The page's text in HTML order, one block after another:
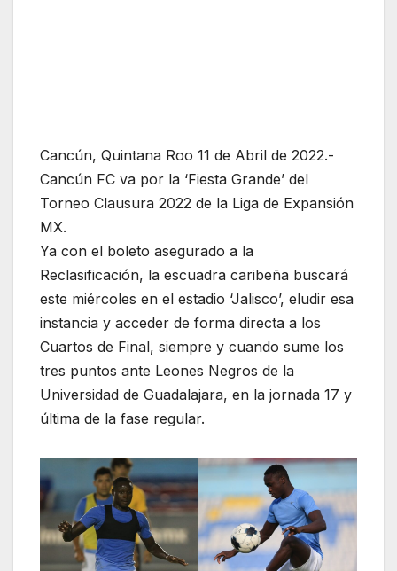
Cancún, Quintana Roo 11 de Abril de 2022.-
Cancún FC va por la ‘Fiesta Grande’ del
Torneo Clausura 2022 de la Liga de Expansión
MX.
Ya con el boleto asegurado a la
Reclasificación, la escuadra caribeña buscará
este miércoles en el estadio ‘Jalisco’, eludir esa
instancia y acceder de forma directa a los
Cuartos de Final, siempre y cuando sume los
tres puntos ante Leones Negros de la
Universidad de Guadalajara, en la jornada 17 y
última de la fase regular.